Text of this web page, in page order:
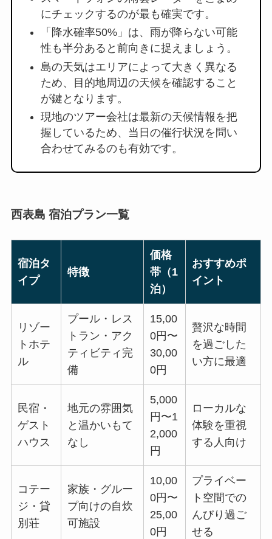
にチェックするのが最も確実です。
「降水確率50%」は、雨が降らない可能
性も半分あると前向きに捉えましょう。
島の天気はエリアによって大きく異なる
ため、目的地周辺の天候を確認すること
が鍵となります。
現地のツアー会社は最新の天候情報を把
握しているため、当日の催行状況を問い
合わせてみるのも有効です。
西表島 宿泊プラン一覧
宿泊タ
イプ
特徴
価格
帯（1
泊）
おすすめポ
イント
リゾー
トホテ
ル
プール・レス
トラン・アク
ティビティ完
備
15,00
0円〜
30,00
0円
贅沢な時間
を過ごした
い方に最適
民宿・
ゲスト
ハウス
地元の雰囲気
と温かいもて
なし
5,000
円〜1
2,000
円
ローカルな
体験を重視
する人向け
コテー
ジ・貸
別荘
家族・グルー
プ向けの自炊
可施設
10,00
0円〜
25,00
0円
プライベー
ト空間での
んびり過ご
せる